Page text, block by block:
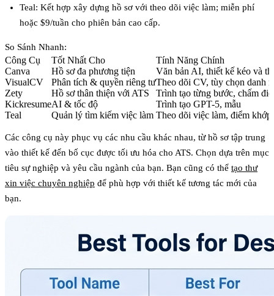
Teal: Kết hợp xây dựng hồ sơ với theo dõi việc làm; miễn phí
hoặc $9/tuần cho phiên bản cao cấp.
So Sánh Nhanh:
Công Cụ Tốt Nhất Cho
Tính Năng Chính
Canva
Hồ sơ đa phương tiện
Văn bản AI, thiết kế kéo và
VisualCV
Phân tích & quyền riêng tưTheo dõi CV, tùy chọn danh
Zety
Hồ sơ thân thiện với ATS
Trình tạo từng bước, chấm
KickresumeAI & tốc độ
Trình tạo GPT-5, mẫu
Teal
Quản lý tìm kiếm việc làm Theo dõi việc làm, điểm khớp
Các công cụ này phục vụ các nhu cầu khác nhau, từ hồ sơ tập trung
vào thiết kế đến bố cục được tối ưu hóa cho ATS. Chọn dựa trên mục
tiêu sự nghiệp và yêu cầu ngành của bạn. Bạn cũng có thể tạo thư
xin việc chuyên nghiệp để phù hợp với thiết kế tương tác mới của
bạn.